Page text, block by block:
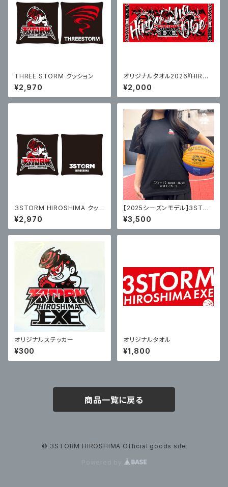
THREE STORM クッション
¥2,970
オリジナルタオル2026『HIROS
HIMA』×『UBE』
¥2,000
３STORM HIROSHIMA クッシ
ョン
¥2,970
【2025シーズンモデル】3STOR
M HIROSHIMA オリジナルTシ
ャツ（ブラック）
¥3,500
オリジナルステッカー
¥300
オリジナルタオル
¥1,800
商品一覧に戻る
© ３STORM HIROSHIMA Official goods site
Powered by